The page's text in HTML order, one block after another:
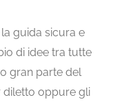
guida sicura e
di idee tra tutte
gran parte del
diletto oppure gli